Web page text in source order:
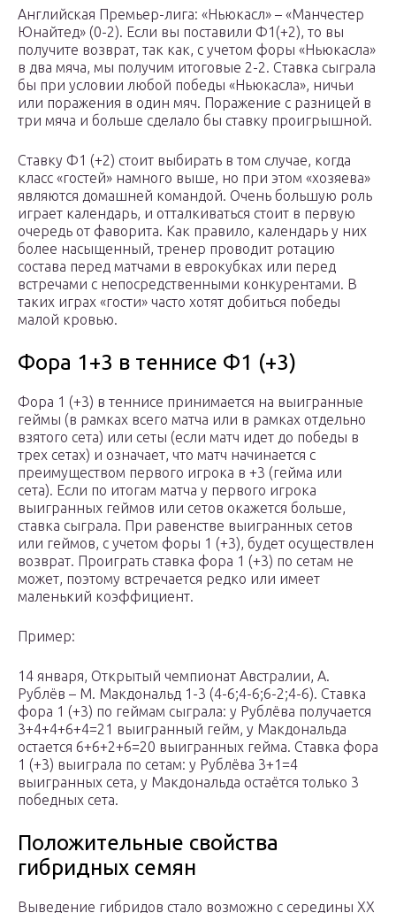
Английская Премьер-лига: «Ньюкасл» – «Манчестер
Юнайтед» (0-2). Если вы поставили Ф1(+2), то вы
получите возврат, так как, с учетом форы «Ньюкасла»
в два мяча, мы получим итоговые 2-2. Ставка сыграла
бы при условии любой победы «Ньюкасла», ничьи
или поражения в один мяч. Поражение с разницей в
три мяча и больше сделало бы ставку проигрышной.
Ставку Ф1 (+2) стоит выбирать в том случае, когда
класс «гостей» намного выше, но при этом «хозяева»
являются домашней командой. Очень большую роль
играет календарь, и отталкиваться стоит в первую
очередь от фаворита. Как правило, календарь у них
более насыщенный, тренер проводит ротацию
состава перед матчами в еврокубках или перед
встречами с непосредственными конкурентами. В
таких играх «гости» часто хотят добиться победы
малой кровью.
Фора 1+3 в теннисе Ф1 (+3)
Фора 1 (+3) в теннисе принимается на выигранные
геймы (в рамках всего матча или в рамках отдельно
взятого сета) или сеты (если матч идет до победы в
трех сетах) и означает, что матч начинается с
преимуществом первого игрока в +3 (гейма или
сета). Если по итогам матча у первого игрока
выигранных геймов или сетов окажется больше,
ставка сыграла. При равенстве выигранных сетов
или геймов, с учетом форы 1 (+3), будет осуществлен
возврат. Проиграть ставка фора 1 (+3) по сетам не
может, поэтому встречается редко или имеет
маленький коэффициент.
Пример:
14 января, Открытый чемпионат Австралии, А.
Рублёв – М. Макдональд 1-3 (4-6;4-6;6-2;4-6). Ставка
фора 1 (+3) по геймам сыграла: у Рублёва получается
3+4+4+6+4=21 выигранный гейм, у Макдональда
остается 6+6+2+6=20 выигранных гейма. Ставка фора
1 (+3) выиграла по сетам: у Рублёва 3+1=4
выигранных сета, у Макдональда остаётся только 3
победных сета.
Положительные свойства
гибридных семян
Выведение гибридов стало возможно с середины ХХ